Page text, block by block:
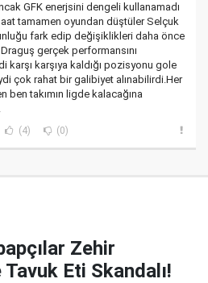
GFK enerjsini dengeli kullanamadı
tamamen oyundan düştüler Selçuk
fark edip değişiklikleri daha önce
gerçek performansını
karşı karşıya kaldığı pozisyonu gole
çok rahat bir galibiyet alınabilirdi.Her
ben takımın ligde kalacağına
(4) (0)
Zehir
Eti Skandalı!